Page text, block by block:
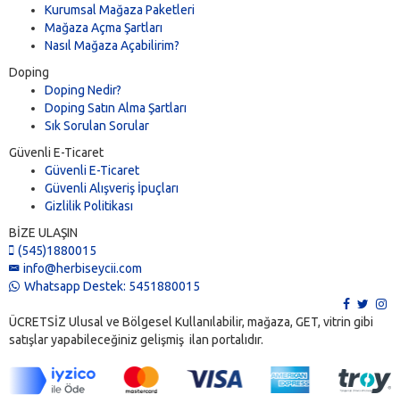
Kurumsal Mağaza Paketleri
Mağaza Açma Şartları
Nasıl Mağaza Açabilirim?
Doping
Doping Nedir?
Doping Satın Alma Şartları
Sık Sorulan Sorular
Güvenli E-Ticaret
Güvenli E-Ticaret
Güvenli Alışveriş İpuçları
Gizlilik Politikası
BİZE ULAŞIN
(545)1880015
info@herbiseycii.com
Whatsapp Destek: 5451880015
ÜCRETSİZ Ulusal ve Bölgesel Kullanılabilir, mağaza, GET, vitrin gibi
satışlar yapabileceğiniz gelişmiş ilan portalıdır.